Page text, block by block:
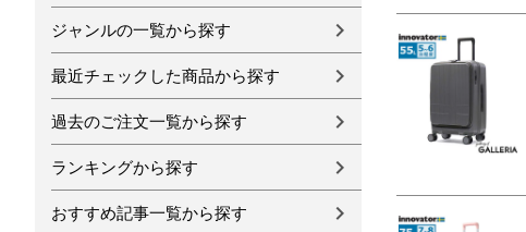
ジャンルの一覧から探す
最近チェックした商品から探す
過去のご注文一覧から探す
ランキングから探す
おすすめ記事一覧から探す